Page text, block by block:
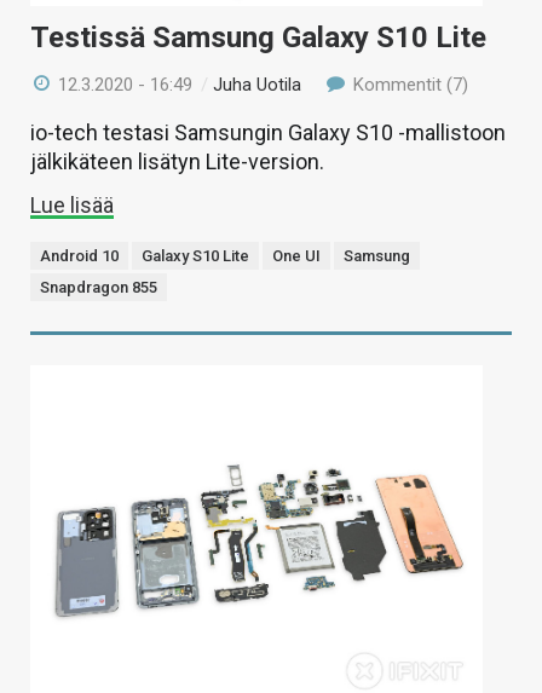
Testissä Samsung Galaxy S10 Lite
12.3.2020 - 16:49 /Juha Uotila Kommentit (7)
io-tech testasi Samsungin Galaxy S10 -mallistoon
jälkikäteen lisätyn Lite-version.
Lue lisää
Android 10 Galaxy S10 Lite One UI
Samsung
Snapdragon 855